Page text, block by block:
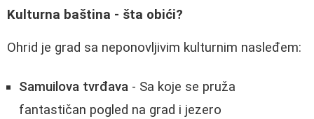
Kulturna baština - šta obići?
Ohrid je grad sa neponovljivim kulturnim nasleđem:
Samuilova tvrđava - Sa koje se pruža
fantastičan pogled na grad i jezero